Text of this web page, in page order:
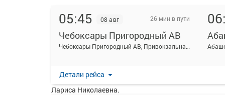
05:45 08 авг 26 мин в пути
Чебоксары Пригородный АВ
Чебоксары Пригородный АВ, Привокзальная ул., 3
Детали рейса
На данной странице вы можете ознакомиться с
Абашево.
Ежедневно по маршруту Чебоксары Пригородный
Перевозку пассажиров по данному
Лариса Николаевна.